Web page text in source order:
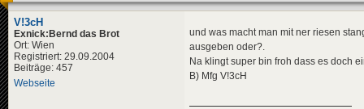
V!3cH
Exnick:Bernd das Brot
Ort: Wien
Registriert: 29.09.2004
Beiträge: 457
Webseite
und was macht man mit ner riesen
ausgeben oder?.
Na klingt super bin froh dass es doch
B) Mfg V!3cH